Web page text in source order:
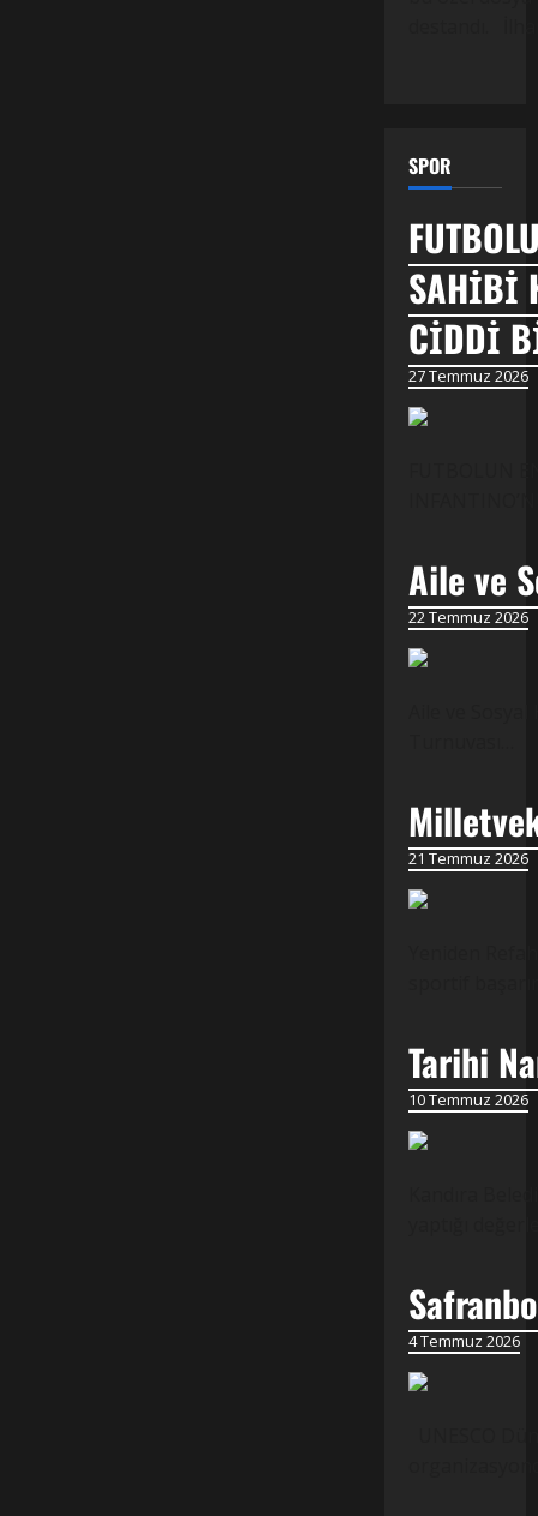
SPOR
SAHİBİ
CİDDİ
27 Temmuz 2026
Aile ve
22 Temmuz 2026
21 Temmuz 2026
Tarihi
10 Temmuz 2026
4 Temmuz 2026